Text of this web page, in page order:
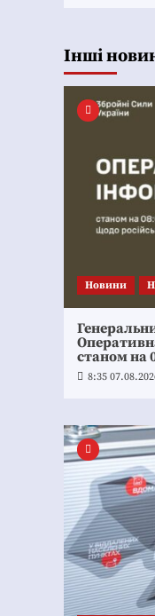
Інші
Новини
станом на
8:35